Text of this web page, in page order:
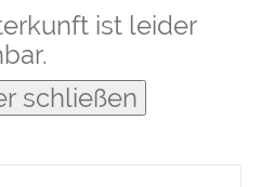
ist leider
schließen